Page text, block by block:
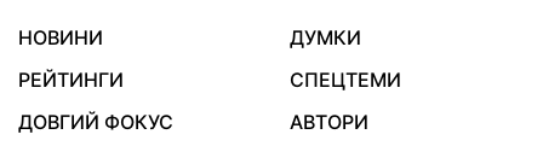
НОВИНИ
ДУМКИ
РЕЙТИНГИ
СПЕЦТЕМИ
ДОВГИЙ ФОКУС
АВТОРИ